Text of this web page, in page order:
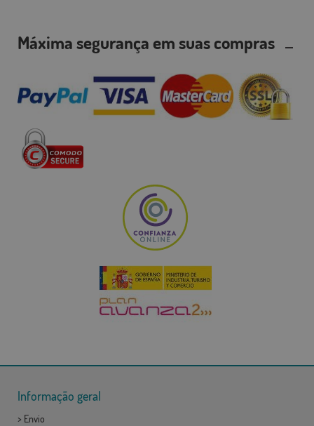
Máxima segurança em suas compras
Informação geral
> Envio